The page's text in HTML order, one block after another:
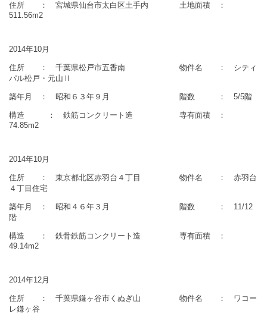
住所 ： 宮城県仙台市太白区土手内 土地面積 ：
511.56m2
2014年10月
住所 ： 千葉県松戸市五香南 物件名 ： シティ
パル松戸・元山Ⅱ
築年月 ： 昭和６３年９月 階数 ： 5/5階
構造 ： 鉄筋コンクリート造 専有面積 ：
74.85m2
2014年10月
住所 ： 東京都北区赤羽台４丁目 物件名 ： 赤羽台
４丁目住宅
築年月 ： 昭和４６年３月 階数 ： 11/12
階
構造 ： 鉄骨鉄筋コンクリート造 専有面積 ：
49.14m2
2014年12月
住所 ： 千葉県鎌ヶ谷市くぬぎ山 物件名 ： ワコー
レ鎌ヶ谷